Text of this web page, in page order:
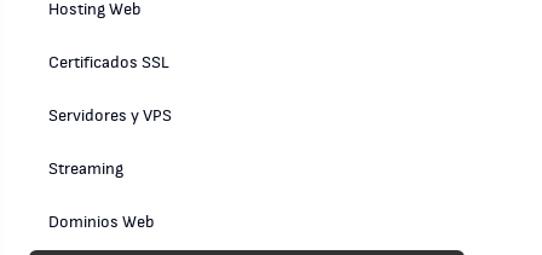
Hosting Web
Certificados SSL
Servidores y VPS
Streaming
Dominios Web